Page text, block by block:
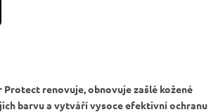
Protect renovuje, obnovuje zašlé kožené
barvu a vytváří vysoce efektivní ochranu